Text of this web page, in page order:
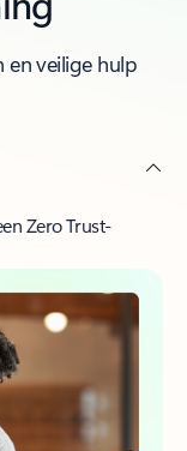
en veilige hulp
Zero Trust-